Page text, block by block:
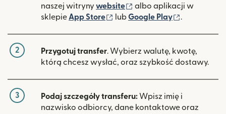
naszej witryny website (otwiera się w nowym
albo aplikacji w
sklepieApp Store (otwiera się w nowym oknie)
lubGoogle Play (otwiera się
.
2 Przygotuj transfer. Wybierz walutę, kwotę,
którą chcesz wysłać, oraz szybkość dostawy.
3 Podaj szczegóły transferu: Wpisz imię i
nazwisko odbiorcy, dane kontaktowe oraz